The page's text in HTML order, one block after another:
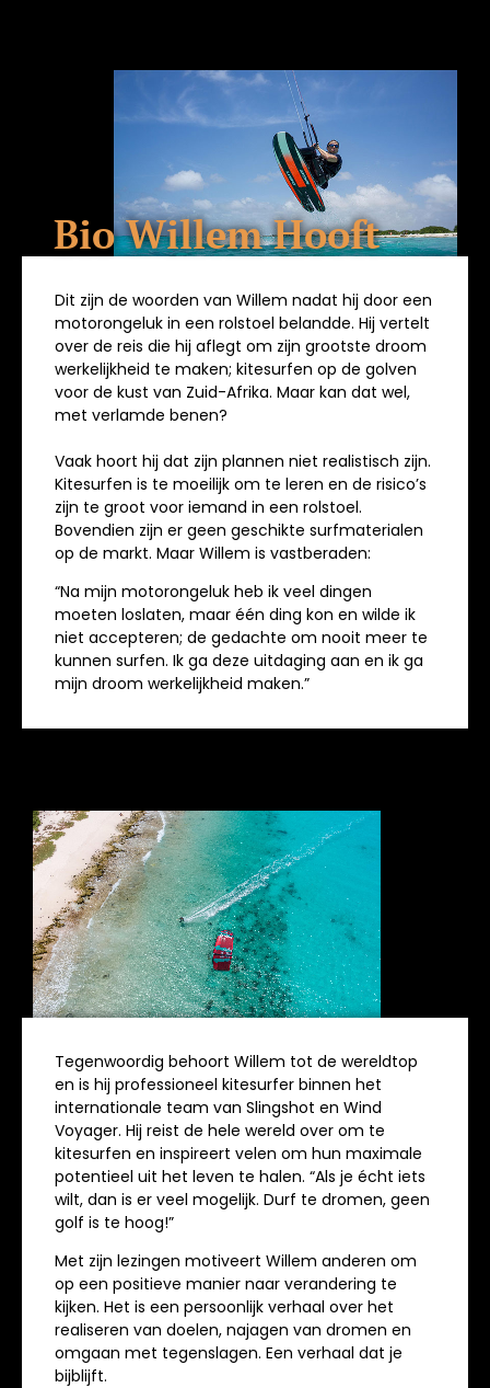
Bio Willem Hooft
Dit zijn de woorden van Willem nadat hij door een
motorongeluk in een rolstoel belandde. Hij vertelt
over de reis die hij aflegt om zijn grootste droom
werkelijkheid te maken; kitesurfen op de golven
voor de kust van Zuid-Afrika. Maar kan dat wel,
met verlamde benen?
Vaak hoort hij dat zijn plannen niet realistisch zijn.
Kitesurfen is te moeilijk om te leren en de risico’s
zijn te groot voor iemand in een rolstoel.
Bovendien zijn er geen geschikte surfmaterialen
op de markt. Maar Willem is vastberaden:
“Na mijn motorongeluk heb ik veel dingen
moeten loslaten, maar één ding kon en wilde ik
niet accepteren; de gedachte om nooit meer te
kunnen surfen. Ik ga deze uitdaging aan en ik ga
mijn droom werkelijkheid maken.”
Tegenwoordig behoort Willem tot de wereldtop
en is hij professioneel kitesurfer binnen het
internationale team van Slingshot en Wind
Voyager. Hij reist de hele wereld over om te
kitesurfen en inspireert velen om hun maximale
potentieel uit het leven te halen. “Als je écht iets
wilt, dan is er veel mogelijk. Durf te dromen, geen
golf is te hoog!”
Met zijn lezingen motiveert Willem anderen om
op een positieve manier naar verandering te
kijken. Het is een persoonlijk verhaal over het
realiseren van doelen, najagen van dromen en
omgaan met tegenslagen. Een verhaal dat je
bijblijft.